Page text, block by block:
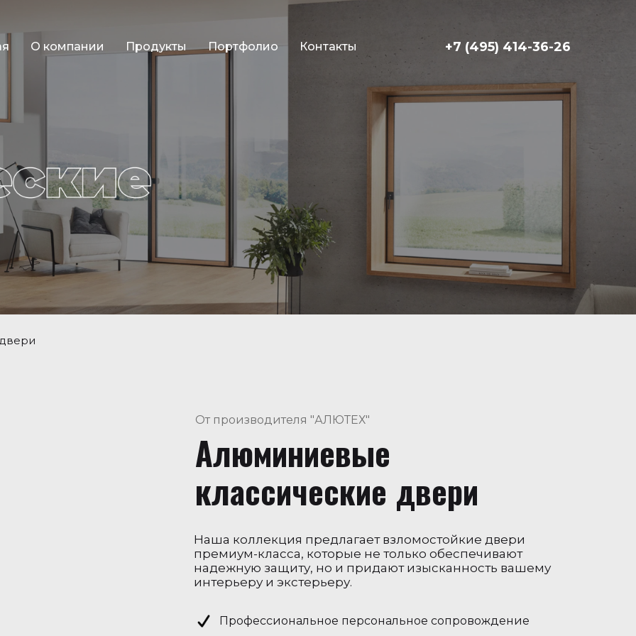
О компании Продукты Портфолио Контакты +7 (495) 414-36-26
Алюминиевые
классические двери
Наша коллекция предлагает взломостойкие двери
премиум-класса, которые не только обеспечивают
надежную защиту, но и придают изысканность вашему
интерьеру и экстерьеру.
Профессиональное персональное сопровождение
От производителя "АЛЮТЕХ"